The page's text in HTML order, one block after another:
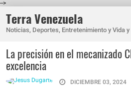
-->
Terra Venezuela
Noticias, Deportes, Entretenimiento y Vida y
La precisión en el mecanizado
excelencia
DICIEMBRE 03, 2024